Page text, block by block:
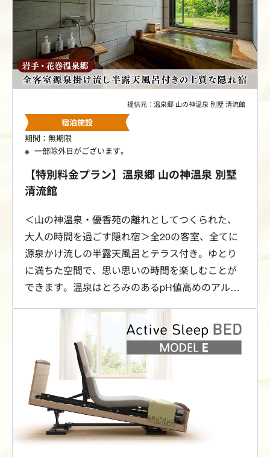
提供元：温泉郷 山の神温泉 別墅 清流館
宿泊施設
期間：無期限
一部除外日がございます。
【特別料金プラン】温泉郷 山の神温泉 別墅
清流館
＜山の神温泉・優香苑の離れとしてつくられた、
大人の時間を過ごす隠れ宿＞全20の客室、全てに
源泉かけ流しの半露天風呂とテラス付き。ゆとり
に満ちた空間で、思い思いの時間を楽しむことが
できます。温泉はとろみのあるpH値高めのアルカ
が清流館です。ご宿泊のお客さまは、敷地内に併
設している優香苑となごみの湯の温泉も利用可
能。大人の贅沢な時間を、是非お楽しみくださ
い。